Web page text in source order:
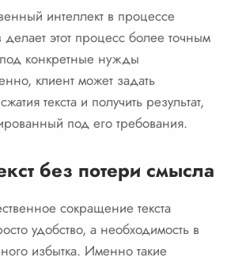
интеллект в процессе
делает этот процесс более точным
конкретные нужды
клиент может задать
текста и получить результат,
под его требования.
без потери смысла
сокращение текста
удобство, а необходимость в
избытка. Именно такие